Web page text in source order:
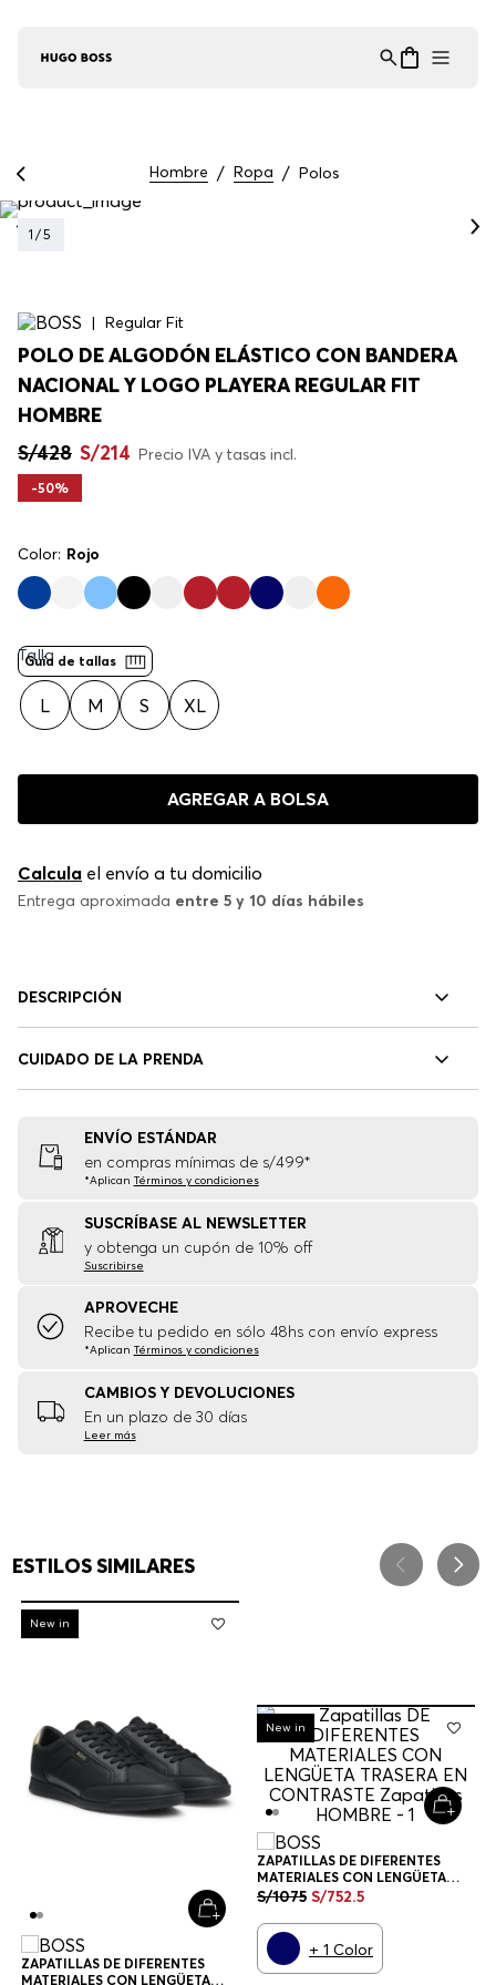
Hombre Ropa Polos
1 /5
Regular Fit
POLO DE ALGODÓN ELÁSTICO CON BANDERA
NACIONAL Y LOGO PLAYERA REGULAR FIT
HOMBRE
S/428 S/214 Precio IVA y tasas incl.
-50%
Color: Rojo
Guía de tallas
Talla
L M S XL
AGREGAR A BOLSA
Calcula el envío a tu domicilio
Entrega aproximada entre 5 y 10 días hábiles
DESCRIPCIÓN
CUIDADO DE LA PRENDA
ENVÍO ESTÁNDAR
en compras mínimas de s/499*
*Aplican Términos y condiciones
SUSCRÍBASE AL NEWSLETTER
y obtenga un cupón de 10% off
Suscribirse
APROVECHE
Recibe tu pedido en sólo 48hs con envío express
*Aplican Términos y condiciones
CAMBIOS Y DEVOLUCIONES
En un plazo de 30 días
Leer más
ESTILOS SIMILARES
-30%
New in
ZAPATILLAS DE DIFERENTES
MATERIALES CON LENGÜETA
-30%
New in
ZAPATILLAS DE DIFERENTES
MATERIALES CON LENGÜETA
TRASERA EN CONTRASTE
ZAPATILLAS HOMBRE
S/1075 S/752.5
+ 1 Color
Asistente Virtual
en línea ⋮